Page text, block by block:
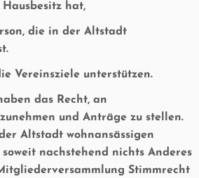
hat,
die in der Altstadt
Vereinsziele unterstützen.
das Recht, an
und Anträge zu stellen.
Altstadt wohnansässigen
nachstehend nichts Anderes
Stimmrecht